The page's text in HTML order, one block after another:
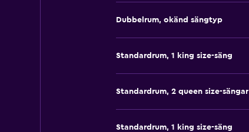
Dubbelrum, okänd sängtyp
Standardrum, 1 king size-säng
Standardrum, 2 queen size-sängar
Standardrum, 1 king size-säng